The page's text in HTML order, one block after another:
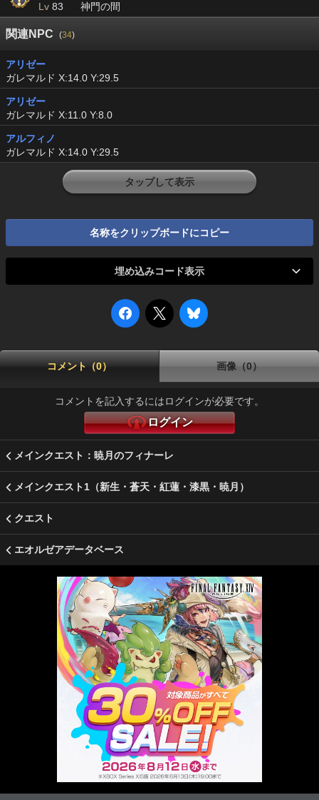
Lv 83 神門の間
関連NPC (34)
アリゼー
ガレマルド X:14.0 Y:29.5
アリゼー
ガレマルド X:11.0 Y:8.0
アルフィノ
ガレマルド X:14.0 Y:29.5
タップして表示
名称をクリップボードにコピー
埋め込みコード表示
コメント（0） 画像（0）
コメントを記入するにはログインが必要です。
ログイン
メインクエスト：暁月のフィナーレ
メインクエスト1（新生・蒼天・紅蓮・漆黒・暁月）
クエスト
エオルゼアデータベース